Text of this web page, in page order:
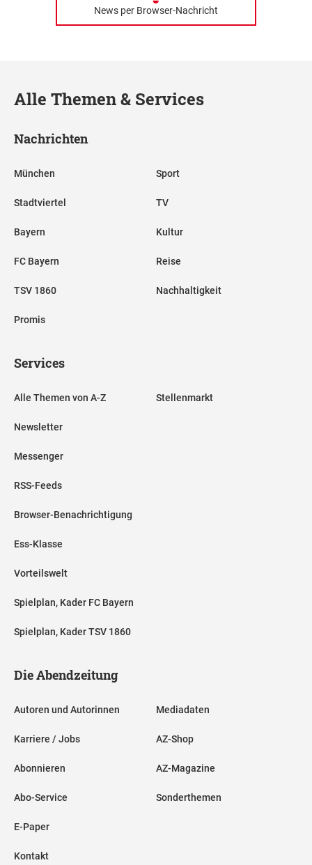
News per Browser-Nachricht
Alle Themen & Services
Nachrichten
München
Stadtviertel
Bayern
FC Bayern
TSV 1860
Promis
Sport
TV
Kultur
Reise
Nachhaltigkeit
Services
Alle Themen von A-Z
Newsletter
Messenger
RSS-Feeds
Browser-Benachrichtigung
Ess-Klasse
Vorteilswelt
Spielplan, Kader FC Bayern
Spielplan, Kader TSV 1860
Stellenmarkt
Die Abendzeitung
Autoren und Autorinnen
Karriere / Jobs
Abonnieren
Abo-Service
E-Paper
Kontakt
Mediadaten
AZ-Shop
AZ-Magazine
Sonderthemen